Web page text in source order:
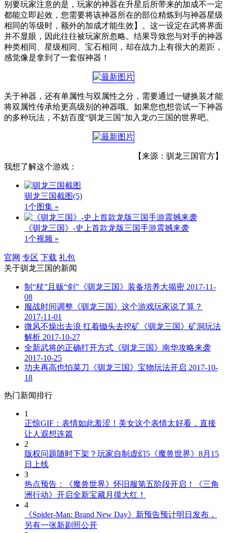
别要玩家注意的是，玩家的神器在升星后所带来的加成不一定
都能立即起效，您需要将该神器所在的部位精炼到与神器星级
相同的等级时，额外的加成才能生效】。这一设定在武将界面
并不显眼，因此往往被玩家所忽略。结果导致您与对手的神器
种类相同、星级相同、宝石相同，却在战力上有很大的差距，
感觉像是拿到了一套假神器！
关于神器，还有单属性与双属性之分，需要通过一键换装才能
将双属性传承给更高级别的神器哦。如果您也想尝试一下神器
的多种玩法，不妨百度“驯龙三国”加入龙の三国的世界吧。
【来源：驯龙三国官方】
我想了解这个游戏：
驯龙三国截图(5)
1个图集 »
《驯龙三国》-史上首款龙版三国手游震撼来袭
1个视频 »
官网 专区 下载 礼包
关于驯龙三国的新闻
制“杖”且贩“剑”《驯龙三国》装备培养大揭密 2017-11-
08
服战时间调整《驯龙三国》这个游戏玩家说了算？
2017-11-01
微风不燥出去浪 扛着锄头去挖矿《驯龙三国》矿洞玩法
解析 2017-10-27
全新武将的正确打开方式《驯龙三国》南华攻略来袭
2017-10-25
功夫再高也怕菜刀《驯龙三国》宝物玩法开启 2017-10-
18
热门新闻排行
1
正惊GIF：表情如此羞涩！美女这个表情太好看，直接
让人遐想连篇
2
版权问题随时下架？玩家自制虚幻5《魔兽世界》8月15
日上线
3
热点预告：《魔兽世界》怀旧服第五阶段开启！《三角
洲行动》开启全新宝藏月摸大红！
4
《Spider-Man: Brand New Day》新预告预计明日发布，
另有一张新剧照公开